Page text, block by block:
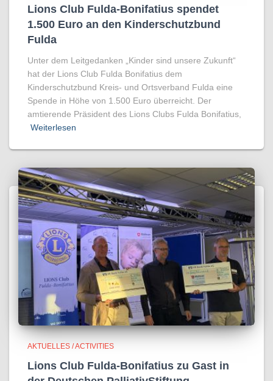
Lions Club Fulda-Bonifatius spendet
1.500 Euro an den Kinderschutzbund
Fulda
Unter dem Leitgedanken „Kinder sind unsere Zukunft“
hat der Lions Club Fulda Bonifatius dem
Kinderschutzbund Kreis- und Ortsverband Fulda eine
Spende in Höhe von 1.500 Euro überreicht. Der
amtierende Präsident des Lions Clubs Fulda Bonifatius,
Weiterlesen
AKTUELLES / ACTIVITIES
Lions Club Fulda-Bonifatius zu Gast in